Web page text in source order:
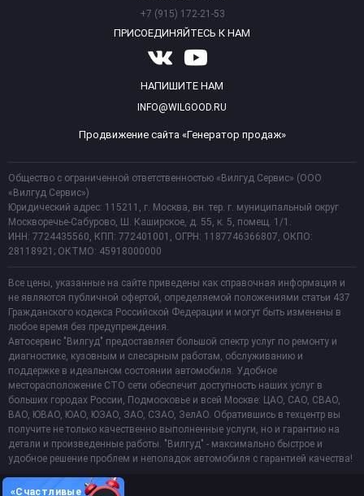
+7 (915) 172-21-53
ПРИСОЕДИНЯЙТЕСЬ К НАМ
НАПИШИТЕ НАМ
INFO@WILGOOD.RU
Продвижение сайта «Генератор продаж»
Общество с ограниченной ответственностью «Вилгуд Сервис» (ООО
«Вилгуд Сервис»)
Юридический адрес: 115211, г. Москва, вн. тер. г. муниципальный округ
Москворечье-Сабурово, Ш. Каширское, д. 55, к. 5, помещ. 1/1.
ИНН: 7724435560, КПП: 772401001, ОГРН: 1187746366807, ОКПО:
28118921; ОКТМО: 45918000000
Все цены, указанные на сайте приведены как справочная информация и
не являются публичной офертой, определяемой положениями статьи 437
Гражданского кодекса Российской Федерации и могут быть изменены в
любое время без предупреждения.
Автосервис "Вилгуд" предоставляет большой спектр услуг по ремонту и
диагностике, кузовным и слесарным работам, обслуживанию и
поддержке в идеальном состоянии автомобиля. Удобное
месторасположение СТО сети обеспечит доступность наших услуг в
больших городах России, Подмосковье и всей Москве: ЦАО, САО, СВАО,
ВАО, ЮВАО, ЮАО, ЮЗАО, ЗАО, СЗАО, ЗелАО. Обратившись в техцентр вы
получите не только качественно выполненные услуги, но и гарантию на
детали и произведенные работы. "Вилгуд" - максимально быстрое и
удобное решение проблем и неполадок автомобиля с гарантией качества!
«Счастливые